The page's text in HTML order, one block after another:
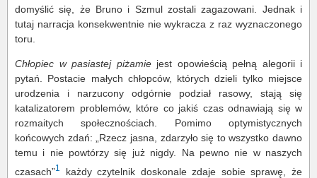
domyślić się, że Bruno i Szmul zostali zagazowani. Jednak i
tutaj narracja konsekwentnie nie wykracza z raz wyznaczonego
toru.
Chłopiec w pasiastej piżamiejest opowieścią pełną alegorii i
pytań. Postacie małych chłopców, których dzieli tylko miejsce
urodzenia i narzucony odgórnie podział rasowy, stają się
katalizatorem problemów, które co jakiś czas odnawiają się w
rozmaitych społecznościach. Pomimo optymistycznych
końcowych zdań: „Rzecz jasna, zdarzyło się to wszystko dawno
temu i nie powtórzy się już nigdy. Na pewno nie w naszych
czasach”1
każdy czytelnik doskonale zdaje sobie sprawę, że